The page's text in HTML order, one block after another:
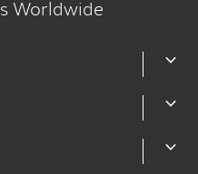
Worldwide